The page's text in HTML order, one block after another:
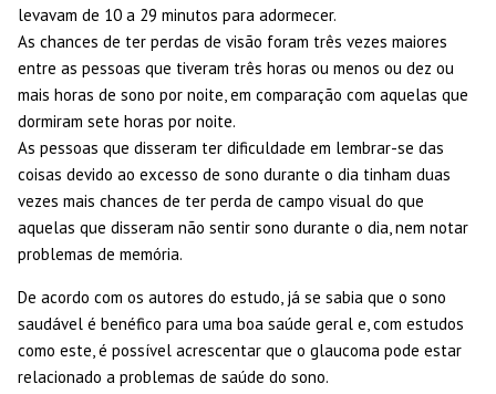
levavam de 10 a 29 minutos para adormecer.
As chances de ter perdas de visão foram três vezes maiores
entre as pessoas que tiveram três horas ou menos ou dez ou
mais horas de sono por noite, em comparação com aquelas que
dormiram sete horas por noite.
As pessoas que disseram ter dificuldade em lembrar-se das
coisas devido ao excesso de sono durante o dia tinham duas
vezes mais chances de ter perda de campo visual do que
aquelas que disseram não sentir sono durante o dia, nem notar
problemas de memória.
De acordo com os autores do estudo, já se sabia que o sono
saudável é benéfico para uma boa saúde geral e, com estudos
como este, é possível acrescentar que o glaucoma pode estar
relacionado a problemas de saúde do sono.